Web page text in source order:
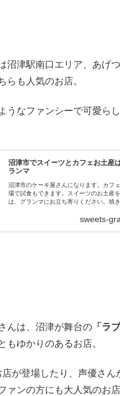
沼津駅南口エリア、あげ
らも人気のお店。
うなファンシーで可愛ら
沼津市でスイーツとカフェお土産
ランマ
沼津市のケーキ屋さんになります。カフ
場で試食もできます。スイーツのお土産
は、グランマにお立ち寄りください。焼き
sweets-
んは、沼津が舞台の 「ラ
もゆかりのあるお店。
店が登場したり、声優さん
ンの方にも大人気のお店